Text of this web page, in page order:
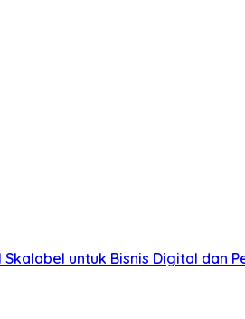
untuk Bisnis Digital dan